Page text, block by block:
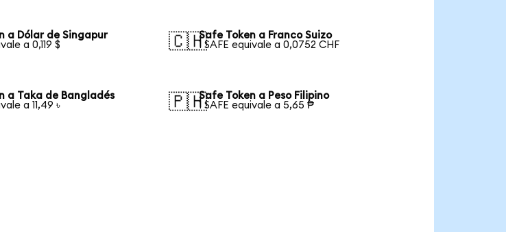
a Dólar de Singapur
a 0,119 $
🇨🇭Safe Token a Franco Suizo
1 SAFE equivale a 0,0752 CHF
a Taka de Bangladés
a 11,49 ৳
🇵🇭Safe Token a Peso Filipino
1 SAFE equivale a 5,65 ₱